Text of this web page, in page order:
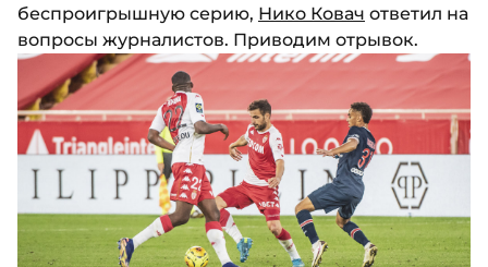
беспроигрышную серию, Нико Ковач ответил на
вопросы журналистов. Приводим отрывок.